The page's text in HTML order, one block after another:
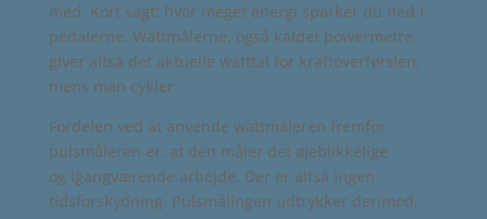
med. Kort sagt: hvor meget energi sparker du ned i
pedalerne. Wattmålerne, også kaldet powermetre,
giver altså det aktuelle watttal for kraftoverførslen,
mens man cykler.
Fordelen ved at anvende wattmåleren fremfor
pulsmåleren er, at den måler det øjeblikkelige
og igangværende arbejde. Der er altså ingen
tidsforskydning. Pulsmålingen udtrykker derimod,